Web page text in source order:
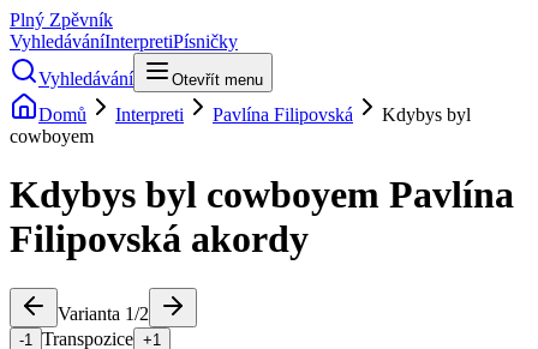
Plný Zpěvník
VyhledáváníInterpretiPísničky
Vyhledávání
Otevřít menu
Domů Interpreti Pavlína Filipovská
Kdybys byl
cowboyem
Kdybys byl cowboyem Pavlína
Filipovská akordy
Varianta 1/2
-1 Transpozice +1